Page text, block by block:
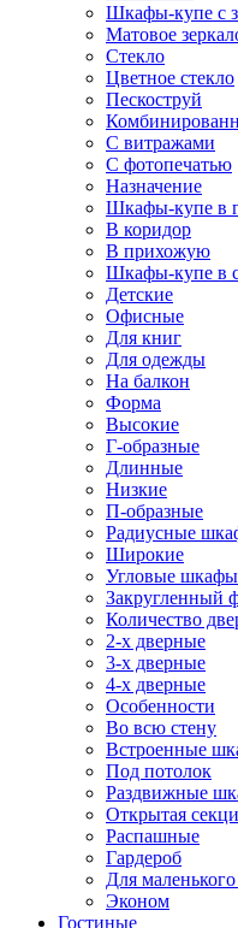
Шкафы-купе с
Матовое
Стекло
Цветное стекло
Пескоструй
С витражами
С фотопечатью
Назначение
Шкафы-купе в
В коридор
В прихожую
Шкафы-купе в
Детские
Офисные
Для книг
Для одежды
На балкон
Форма
Высокие
Г-образные
Длинные
Низкие
П-образные
Радиусные
Широкие
Угловые
Закругленный
Количество
2-х дверные
3-х дверные
4-х дверные
Особенности
Во всю стену
Встроенные
Под потолок
Раздвижные
Открытая
Распашные
Гардероб
Для
Эконом
Гостиные